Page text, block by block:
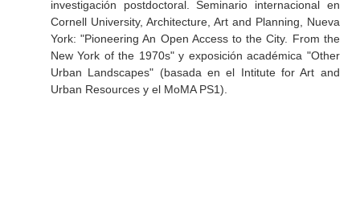
investigación postdoctoral. Seminario internacional en
Cornell University, Architecture, Art and Planning, Nueva
York: "Pioneering An Open Access to the City. From the
New York of the 1970s" y exposición académica "Other
Urban Landscapes" (basada en el Intitute for Art and
Urban Resources y el MoMA PS1).